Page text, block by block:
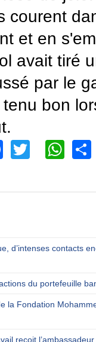
courent
et en
avait tiré
par le
bon
Facebook
Twitter
d’intenses contacts
du portefeuille
la Fondation
reçoit